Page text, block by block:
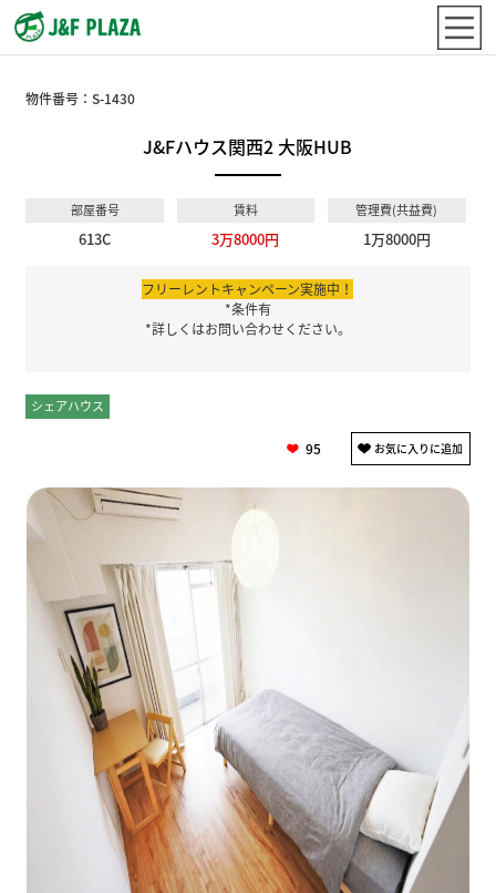
物件番号：S-1430
J&Fハウス関西2 大阪HUB
部屋番号
613C
賃料
3万8000円
管理費(共益費)
1万8000円
フリーレントキャンペーン実施中！
*条件有
*詳しくはお問い合わせください。
シェアハウス
95